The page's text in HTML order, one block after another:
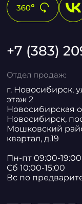
+7 (383)
Отдел продаж:
г. Новосибирск,
этаж 2
Новосибирская
Новосибирск,
Мошковский
квартал, д.19
Пн-пт 09:00-19:00
Сб 10:00-15:00
Вс по